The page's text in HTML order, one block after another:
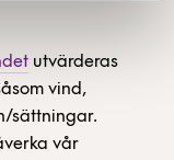
utvärderas
vind,
sättningar.
vår